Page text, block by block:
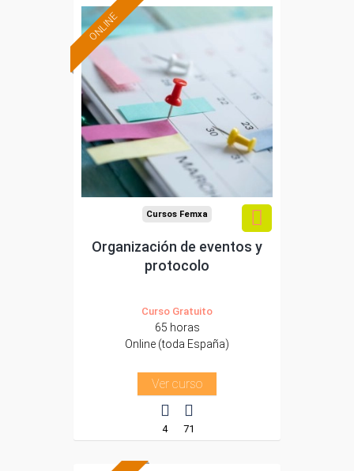
ONLINE
subvencionada.
Para desempleados,
trabajadores y
autónomos.
Sector
-Comercio.
Cursos Femxa
Organización de eventos y
protocolo
Curso Gratuito
65 horas
Online (toda España)
Ver curso
4 71